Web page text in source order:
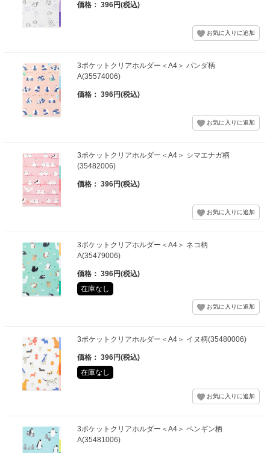
価格： 396円(税込)
3ポケットクリアホルダー＜A4＞ パンダ柄
A(35574006)
価格： 396円(税込)
3ポケットクリアホルダー＜A4＞ シマエナガ柄
(35482006)
価格： 396円(税込)
3ポケットクリアホルダー＜A4＞ ネコ柄
A(35479006)
価格： 396円(税込)
在庫なし
3ポケットクリアホルダー＜A4＞ イヌ柄(35480006)
価格： 396円(税込)
在庫なし
3ポケットクリアホルダー＜A4＞ ペンギン柄
A(35481006)